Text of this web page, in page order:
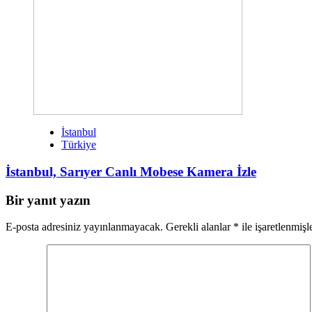
İstanbul
Türkiye
İstanbul, Sarıyer Canlı Mobese Kamera İzle
Bir yanıt yazın
E-posta adresiniz yayınlanmayacak. Gerekli alanlar * ile